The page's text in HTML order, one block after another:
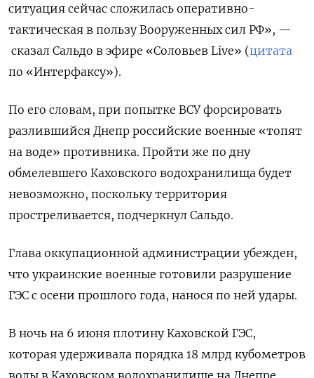
ситуация сейчас сложилась оперативно-
тактическая в пользу Вооруженных сил РФ», —
сказал Сальдо в эфире «Соловьев Live» (цитата
по «Интерфаксу»).
По его словам, при попытке ВСУ форсировать
разлившийся Днепр российские военные «топят
на воде» противника. Пройти же по дну
обмелевшего Каховского водохранилища будет
невозможно, поскольку территория
простреливается, подчеркнул Сальдо.
Глава оккупационной администрации убежден,
что украинские военные готовили разрушение
ГЭС с осени прошлого года, нанося по ней удары.
В ночь на 6 июня плотину Каховской ГЭС,
которая удерживала порядка 18 млрд кубометров
воды в Каховском водохранилище на Днепре,